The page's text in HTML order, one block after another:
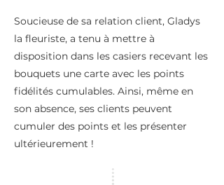
Soucieuse de sa relation client, Gladys
la fleuriste, a tenu à mettre à
disposition dans les casiers recevant les
bouquets une carte avec les points
fidélités cumulables. Ainsi, même en
son absence, ses clients peuvent
cumuler des points et les présenter
ultérieurement !